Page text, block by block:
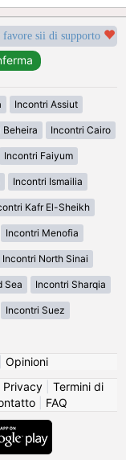
sii di supporto
Incontri Assiut
Beheira Incontri Cairo
Incontri Faiyum
Incontri Ismailia
Kafr El-Sheikh
Incontri Menofia
Incontri North Sinai
Sea Incontri Sharqia
Incontri Suez
Opinioni
Privacy| Termini di
| FAQ